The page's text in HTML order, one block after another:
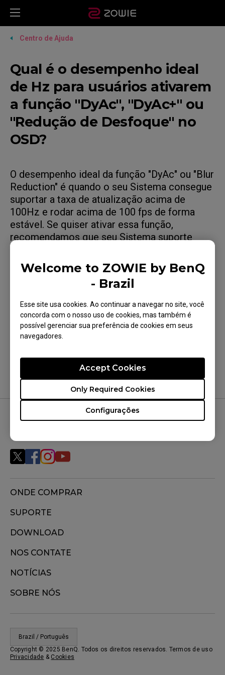
Welcome to ZOWIE by BenQ
- Brazil
Esse site usa cookies. Ao continuar a navegar no site, você
concorda com o nosso uso de cookies, mas também é
possível gerenciar sua preferência de cookies em seus
navegadores.
Configurações
Only Required Cookies
Accept Cookies
Centro de Ajuda
Qual é o desempenho ideal
de Hz para usuários ativarem
a função "DyAc", "DyAc+" ou
"Redução de Desfoque" no
OSD?
O desempenho ideal da função "DyAc" ou "Blur
Reduction" é quando o seu Sistema consegue
suportar a taxa de atualização acima de
100Hz e rodar acima de 100 fps de forma
estável. Se quiser ativar essa função,
recomendamos que seu Sistema suporte
estáveis.
Isso foi útil para você?
ONDE COMPRAR
SUPORTE
DOWNLOAD
NOS CONTATE
NOTÍCIAS
SOBRE NÓS
Brazil / Português
Copyright © 2025 BenQ. Todos os direitos reservados. Termos de uso
Privacidade & Cookies